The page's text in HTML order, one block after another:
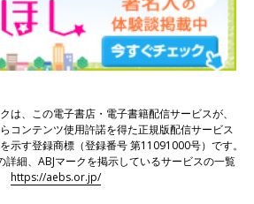
は、この電子書店・電子書籍配信サービスが、
コンテンツ使用許諾を得た正規版配信サービス
示す登録商標（登録番号 第11091000号）です。
詳細、ABJマークを掲示しているサービスの一覧
→https://aebs.or.jp/